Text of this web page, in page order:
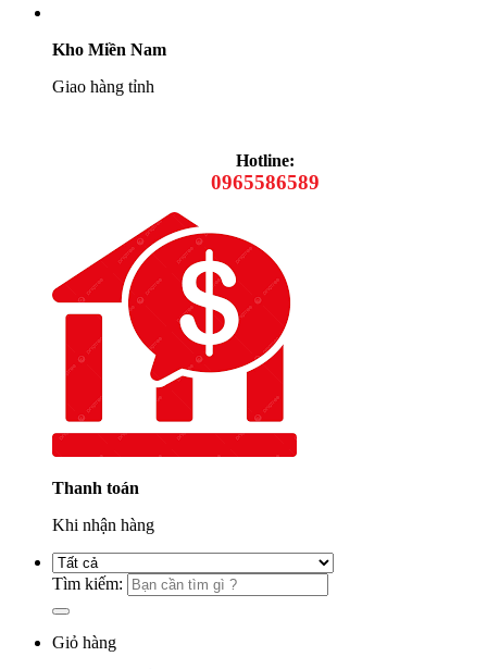
Kho Miền Nam
Giao hàng tỉnh
Hotline:
0965586589
Thanh toán
Khi nhận hàng
Tìm kiếm:
Giỏ hàng